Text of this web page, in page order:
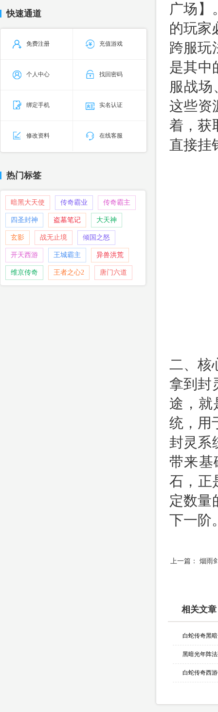
快速通道
免费注册 充值游戏
个人中心 找回密码
绑定手机 实名认证
修改资料 在线客服
热门标签
暗黑大天使 传奇霸业 传奇霸主
四圣封神 盗墓笔记 大天神
玄影 战无止境 倾国之怒
开天西游 王城霸主 异兽洪荒
维京传奇 王者之心2 唐门六道
广场】
的玩家
跨服玩
是其中
服战场
这些资
着，获
直接挂
二、核
拿到封
途，就
统，用
封灵系
带来基
石，正
定数量
下一阶
上一篇： 烟雨
相关文章
黑暗光年阵
白蛇传奇西